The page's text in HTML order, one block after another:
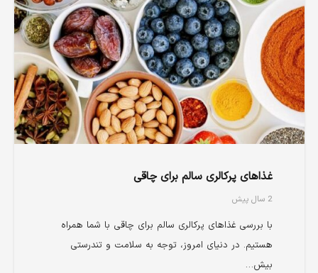
غذاهای پرکالری سالم برای چاقی
2 سال پیش
با بررسی غذاهای پرکالری سالم برای چاقی با شما همراه
هستیم. در دنیای امروز، توجه به سلامت و تندرستی
بیش…